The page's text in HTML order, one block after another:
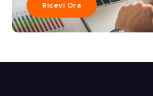
Ricevi Ora